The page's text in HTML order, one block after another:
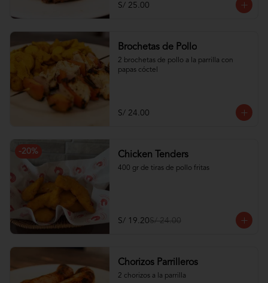
S/ 25.00
Brochetas de Pollo
2 brochetas de pollo a la parrilla con
papas cóctel
S/ 24.00
-20% Chicken Tenders
400 gr de tiras de pollo fritas
S/ 19.20S/ 24.00
Chorizos Parrilleros
2 chorizos a la parrilla